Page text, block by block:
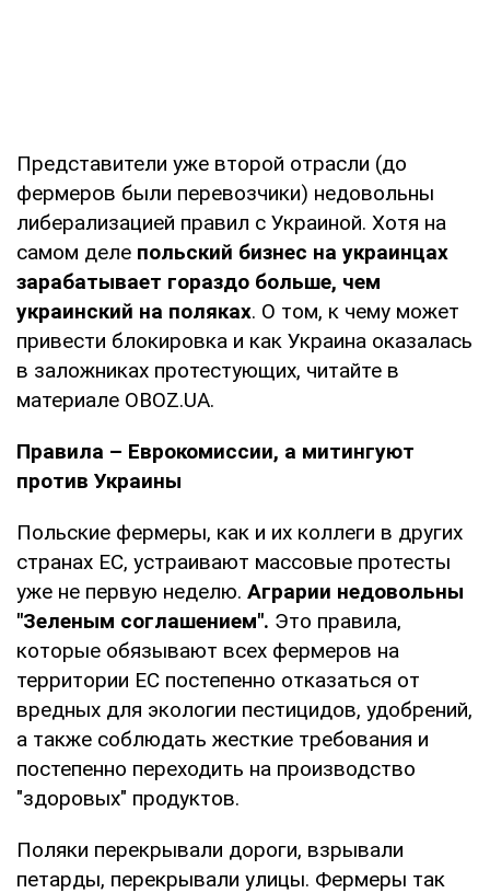
Представители уже второй отрасли (до
фермеров были перевозчики) недовольны
либерализацией правил с Украиной. Хотя на
самом деле польский бизнес на украинцах
зарабатывает гораздо больше, чем
украинский на поляках. О том, к чему может
привести блокировка и как Украина оказалась
в заложниках протестующих, читайте в
материале OBOZ.UA.
Правила – Еврокомиссии, а митингуют
против Украины
Польские фермеры, как и их коллеги в других
странах ЕС, устраивают массовые протесты
уже не первую неделю. Аграрии недовольны
"Зеленым соглашением". Это правила,
которые обязывают всех фермеров на
территории ЕС постепенно отказаться от
вредных для экологии пестицидов, удобрений,
а также соблюдать жесткие требования и
постепенно переходить на производство
"здоровых" продуктов.
Поляки перекрывали дороги, взрывали
петарды, перекрывали улицы. Фермеры так